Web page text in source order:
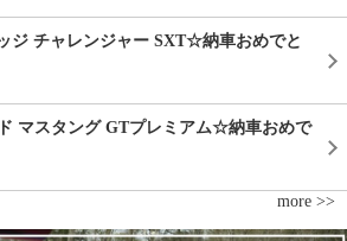
チャレンジャー SXT☆納車おめでと
マスタング GTプレミアム☆納車おめで
more >>